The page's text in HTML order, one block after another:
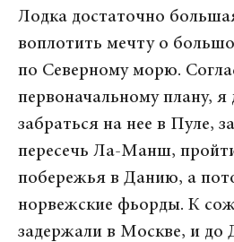
Лодка достаточно
воплотить мечту о
по Северному морю.
первоначальному плану,
забраться на нее в Пуле,
пересечь Ла-Манш,
побережья в Данию, а
норвежские фьорды. К
задержали в Москве, и до